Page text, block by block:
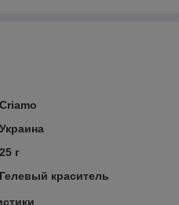
Criamo
Украина
25 г
Гелевый краситель